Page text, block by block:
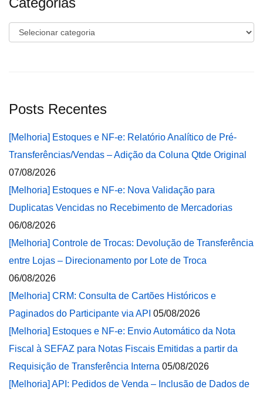
Categorias
Posts Recentes
[Melhoria] Estoques e NF-e: Relatório Analítico de Pré-
Transferências/Vendas – Adição da Coluna Qtde Original
07/08/2026
[Melhoria] Estoques e NF-e: Nova Validação para
Duplicatas Vencidas no Recebimento de Mercadorias
06/08/2026
[Melhoria] Controle de Trocas: Devolução de Transferência
entre Lojas – Direcionamento por Lote de Troca
06/08/2026
[Melhoria] CRM: Consulta de Cartões Históricos e
Paginados do Participante via API 05/08/2026
[Melhoria] Estoques e NF-e: Envio Automático da Nota
Fiscal à SEFAZ para Notas Fiscais Emitidas a partir da
Requisição de Transferência Interna 05/08/2026
[Melhoria] API: Pedidos de Venda – Inclusão de Dados de